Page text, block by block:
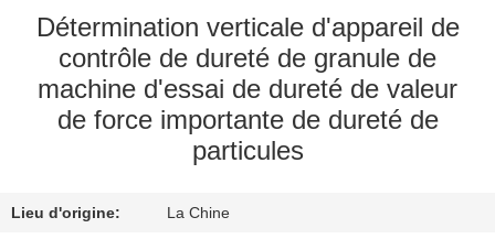
VISITE
D'USINE
CONTRÔLE
Détermination verticale d'appareil de
contrôle de dureté de granule de
machine d'essai de dureté de valeur
de force importante de dureté de
particules
Lieu d'origine: La Chine